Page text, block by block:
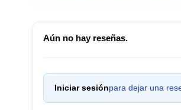
Aún no hay reseñas.
Iniciar sesiónpara dejar una